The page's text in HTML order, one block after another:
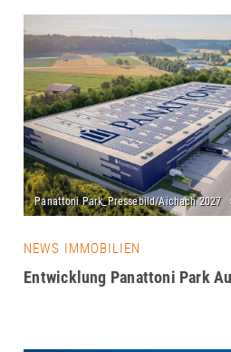
NEWS IMMOBILIEN
Entwicklung Panattoni Park